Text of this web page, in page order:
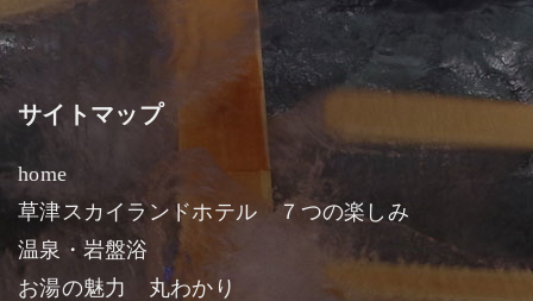
サイトマップ
home
草津スカイランドホテル ７つの楽しみ
温泉・岩盤浴
お湯の魅力 丸わかり